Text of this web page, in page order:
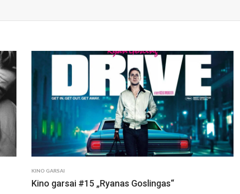
KINO GARSAI
Kino garsai #15 „Ryanas Goslingas“